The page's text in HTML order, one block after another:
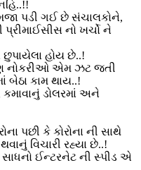
પડી ગઈ છે સંચાલકોને,
નો ખર્ચો ને
હોય છે..!
નોકરીઓ એમ ઝટ જતી
બેઠા કામ થાય..!
ડોલરમાં અને
પછી કે કોરોના ની સાથે
વિચારી રહ્યા છે..!
ઈન્ટરનેટ ની સ્પીડ એ